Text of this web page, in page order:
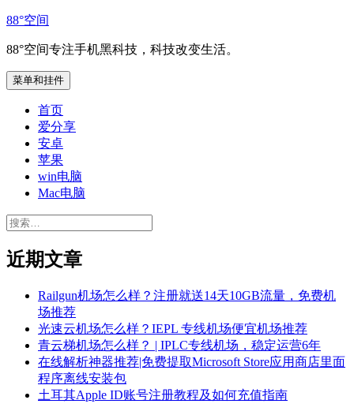
跳
内
容
88°空间
88°空间专注手机黑科技，科技改变生活。
菜单和挂件
首页
爱分享
安卓
苹果
win电脑
Mac电脑
搜
近期文章
Railgun机场怎么样？注册就送14天10GB流量，免费机
场推荐
光速云机场怎么样？IEPL 专线机场便宜机场推荐
青云梯机场怎么样？ | IPLC专线机场，稳定运营6年
在线解析神器推荐|免费提取Microsoft Store应用商店里面
程序离线安装包
土耳其Apple ID账号注册教程及如何充值指南